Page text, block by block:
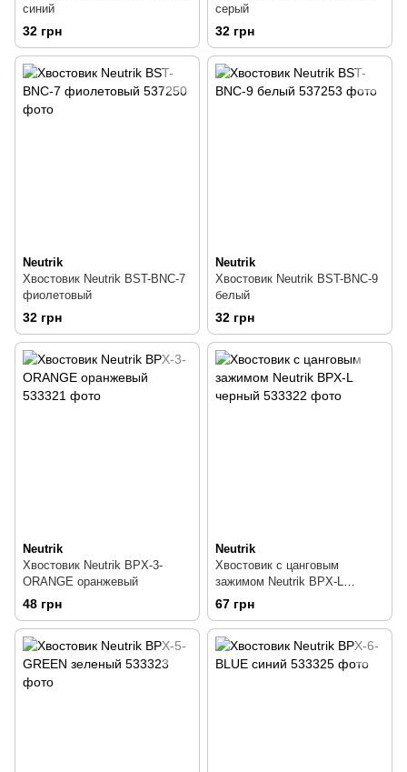
синий
32 грн
серый
32 грн
Neutrik
Хвостовик Neutrik BST-BNC-7
фиолетовый
32 грн
Neutrik
Хвостовик Neutrik BST-BNC-9
белый
32 грн
Neutrik
Хвостовик Neutrik BPX-3-
ORANGE оранжевый
48 грн
Neutrik
Хвостовик с цанговым
зажимом Neutrik BPX-L
черный
67 грн